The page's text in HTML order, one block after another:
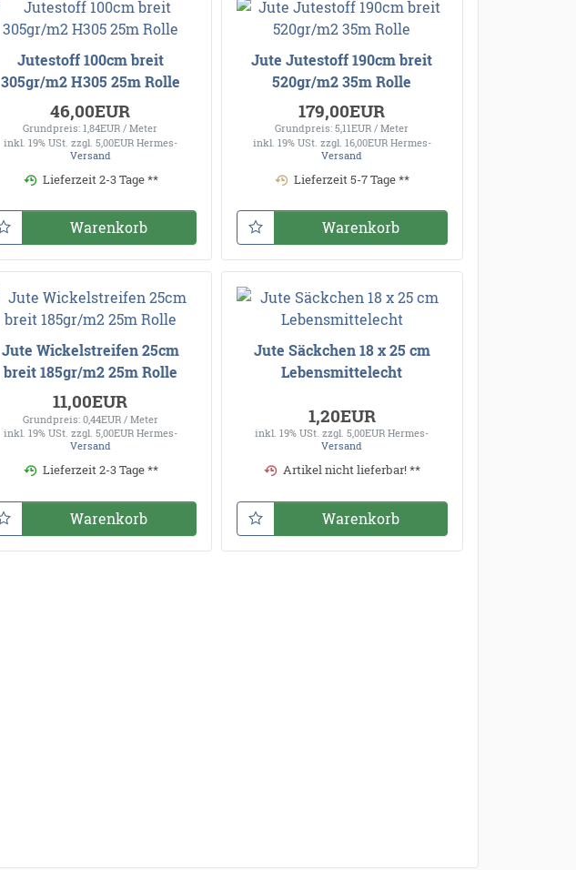
Jutestoff 100cm breit
305gr/m2 H305 25m Rolle
46,00EUR
Grundpreis: 1,84EUR / Meter
inkl. 19% USt. zzgl. 5,00EUR Hermes-
Versand
Lieferzeit 2-3 Tage **
Warenkorb
Jute Jutestoff 190cm breit
520gr/m2 35m Rolle
179,00EUR
Grundpreis: 5,11EUR / Meter
inkl. 19% USt. zzgl. 16,00EUR Hermes-
Versand
Lieferzeit 5-7 Tage **
Warenkorb
Jute Wickelstreifen 25cm
breit 185gr/m2 25m Rolle
11,00EUR
Grundpreis: 0,44EUR / Meter
inkl. 19% USt. zzgl. 5,00EUR Hermes-
Versand
Lieferzeit 2-3 Tage **
Warenkorb
Jute Säckchen 18 x 25 cm
Lebensmittelecht
1,20EUR
inkl. 19% USt. zzgl. 5,00EUR Hermes-
Versand
Artikel nicht lieferbar! **
Warenkorb